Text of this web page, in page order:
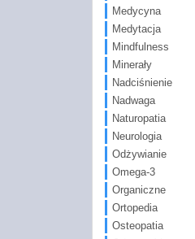
Medycyna
Medytacja
Mindfulness
Minerały
Nadciśnienie
Nadwaga
Naturopatia
Neurologia
Odżywianie
Omega-3
Organiczne
Ortopedia
Osteopatia